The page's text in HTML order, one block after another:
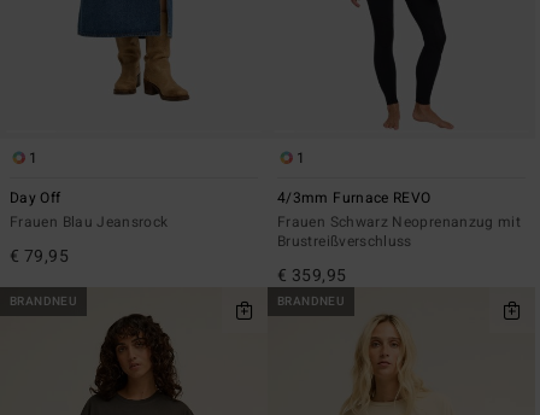
1
Day Off
Frauen Blau Jeansrock
€ 79,95
1
4/3mm Furnace REVO
Frauen Schwarz Neoprenanzug mit
Brustreißverschluss
€ 359,95
BRANDNEU BRANDNEU